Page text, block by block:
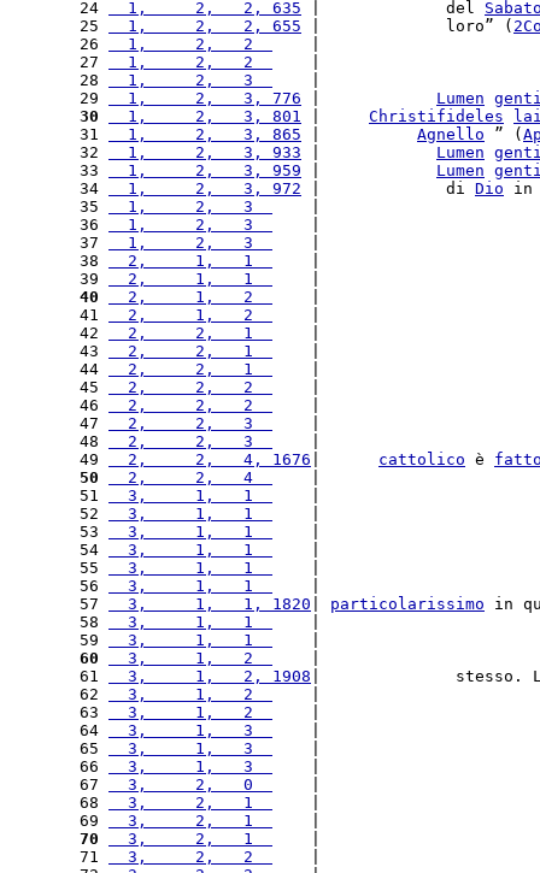
24
  1,     2,   2, 635
|             del
25
  1,     2,   2, 655
|             loro” (
26
  1,     2,   2
27
  1,     2,   2
28
  1,     2,   3
29
  1,     2,   3, 776
Lumen
30
  1,     2,   3, 801
Christifideles
31
  1,     2,   3, 865
Agnello ” (
32
  1,     2,   3, 933
Lumen
33
  1,     2,   3, 959
Lumen
34
  1,     2,   3, 972
|             di Dio
35
  1,     2,   3
36
  1,     2,   3
37
  1,     2,   3
38
  2,     1,   1
39
  2,     1,   1
40
  2,     1,   2
41
  2,     1,   2
42
  2,     2,   1
43
  2,     2,   1
44
  2,     2,   1
45
  2,     2,   2
46
  2,     2,   2
47
  2,     2,   3
48
  2,     2,   3
49
  2,     2,   4, 1676
cattolico è
50
  2,     2,   4
51
  3,     1,   1
52
  3,     1,   1
53
  3,     1,   1
54
  3,     1,   1
55
  3,     1,   1
56
  3,     1,   1
57
  3,     1,   1, 1820
particolarissimo in
58
  3,     1,   1
59
  3,     1,   1
60
  3,     1,   2
61
  3,     1,   2, 1908
|              stesso.
62
  3,     1,   2
63
  3,     1,   2
64
  3,     1,   3
65
  3,     1,   3
66
  3,     1,   3
67
  3,     2,   0
68
  3,     2,   1
69
  3,     2,   1
70
  3,     2,   1
71
  3,     2,   2